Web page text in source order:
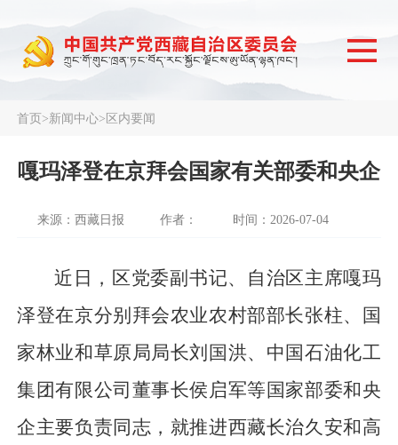
首页>新闻中心>区内要闻
嘎玛泽登在京拜会国家有关部委和央企
来源：西藏日报 作者： 时间：2026-07-04
近日，区党委副书记、自治区主席嘎玛
泽登在京分别拜会农业农村部部长张柱、国
家林业和草原局局长刘国洪、中国石油化工
集团有限公司董事长侯启军等国家部委和央
企主要负责同志，就推进西藏长治久安和高